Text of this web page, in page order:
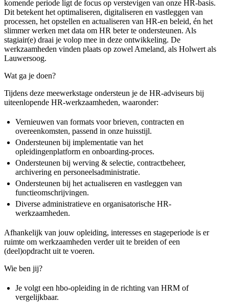
komende periode ligt de focus op verstevigen van onze HR-basis.
Dit betekent het optimaliseren, digitaliseren en vastleggen van
processen, het opstellen en actualiseren van HR-en beleid, én het
slimmer werken met data om HR beter te ondersteunen. Als
stagiair(e) draai je volop mee in deze ontwikkeling. De
werkzaamheden vinden plaats op zowel Ameland, als Holwert als
Lauwersoog.
Wat ga je doen?
Tijdens deze meewerkstage ondersteun je de HR-adviseurs bij
uiteenlopende HR-werkzaamheden, waaronder:
Vernieuwen van formats voor brieven, contracten en
overeenkomsten, passend in onze huisstijl.
Ondersteunen bij implementatie van het
opleidingenplatform en onboarding-proces.
Ondersteunen bij werving & selectie, contractbeheer,
archivering en personeelsadministratie.
Ondersteunen bij het actualiseren en vastleggen van
functieomschrijvingen.
Diverse administratieve en organisatorische HR-
werkzaamheden.
Afhankelijk van jouw opleiding, interesses en stageperiode is er
ruimte om werkzaamheden verder uit te breiden of een
(deel)opdracht uit te voeren.
Wie ben jij?
Je volgt een hbo-opleiding in de richting van HRM of
vergelijkbaar.